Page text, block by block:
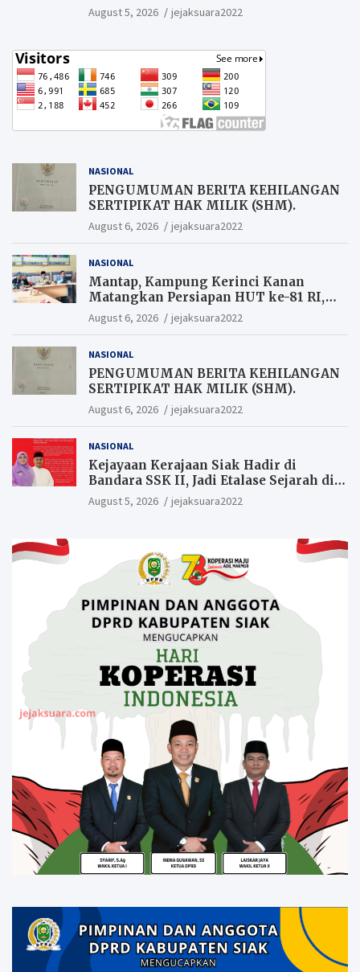
August 5, 2026 jejaksuara2022
NASIONAL
PENGUMUMAN BERITA KEHILANGAN
SERTIPIKAT HAK MILIK (SHM).
August 6, 2026 jejaksuara2022
NASIONAL
Mantap, Kampung Kerinci Kanan
Matangkan Persiapan HUT ke-81 RI,
Warga yang ikut Upacara
Berkesempatan Raih Hadiah
August 6, 2026 jejaksuara2022
NASIONAL
PENGUMUMAN BERITA KEHILANGAN
SERTIPIKAT HAK MILIK (SHM).
August 6, 2026 jejaksuara2022
NASIONAL
Kejayaan Kerajaan Siak Hadir di
Bandara SSK II, Jadi Etalase Sejarah di
Gerbang Riau
August 5, 2026 jejaksuara2022